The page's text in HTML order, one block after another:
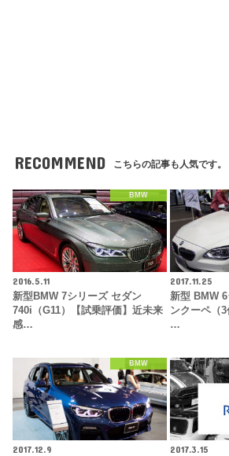
RECOMMEND こちらの記事も人気です。
BMW
2016.5.11
新型BMW 7シリーズ セダン
740i（G11）【試乗評価】近未来
感…
2017.11.25
新型 BMW
ンクーペ（3
…
BMW
2017.12.9
2017.3.15